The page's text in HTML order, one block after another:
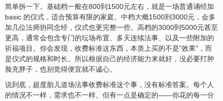
简单拆一下。基础档一般在800到1500元左右，就是一场普通诵经加
basic 的仪式，适合预算有限的家庭。中档大概1500到3000元，会多
加几位法师协同念经，仪式也更完整一些。高档的3000到5000元甚至
更高，通常会包含专门的坛场布置、多天连续法事、以及一些附加的
祈福项目。你会发现，收费标准这东西，本质上买的不是"效果"，而
是仪式的规格和时长。所以根据自己的经济能力来就好，没必要打肿
脸充胖子，也别觉得便宜就不诚心。
说到底，超度胎儿道场法事收费标准这个事，没有标准答案。每个人
的情况不一样，需求也不一样。但有一点是确定的——你花的每一分